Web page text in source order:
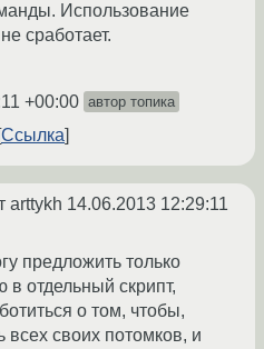
Использование
сработает.
+00:00 автор топика
Ссылка
arttykh 14.06.2013 12:29:11
предложить только
отдельный скрипт,
о том, чтобы,
всех своих потомков, и